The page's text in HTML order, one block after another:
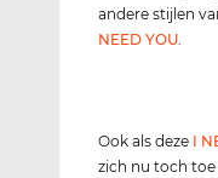
andere stijlen
NEED YOU.
Ook als deze I
zich nu toch toe